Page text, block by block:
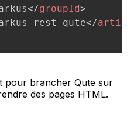
</groupId>
rest-qute</
pour brancher Qute sur
des pages HTML.